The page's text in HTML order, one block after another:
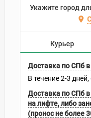
Укажите город
Курьер
Доставка по СПб
В течение2-3 дней
Доставка по СПб
на лифте, либо
(пронос не более